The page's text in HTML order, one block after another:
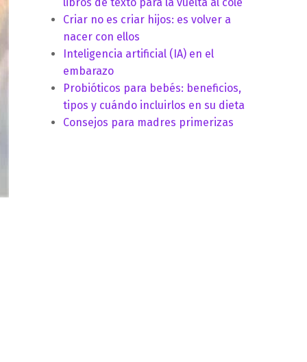
Criar no es criar hijos: es volver a
nacer con ellos
Inteligencia artificial (IA) en el
embarazo
Probióticos para bebés: beneficios,
tipos y cuándo incluirlos en su dieta
Consejos para madres primerizas